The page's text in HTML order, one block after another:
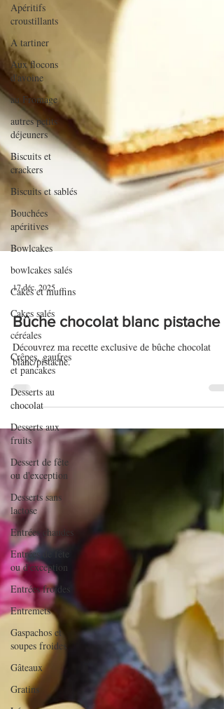
Apéritifs
croustillants
A tartiner
Aux flocons
d'avoine
au Fromage
autres petits
déjeuners
Biscuits et
crackers
Biscuits et sablés
Bouchées
apéritives
Bowlcakes
bowlcakes salés
Cakes et muffins
Cakes salés
céréales
Crêpes, gaufres
et pancakes
Desserts au
chocolat
Desserts aux
fruits
Dessert de fête
ou d'exception
Desserts sans
lactose
Entrées chaudes
Entrées de fête
ou d'exception
Entrées froides
Entremets
Gaspachos et
soupes froides
Gâteaux
Gratins
17 déc. 2025
Bûche chocolat blanc pistache
Découvrez ma recette exclusive de bûche chocolat
blanc/pistache.